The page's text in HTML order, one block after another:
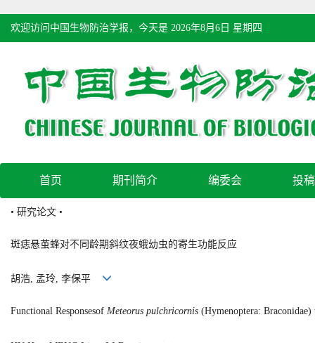
欢迎访问中国生物防治学报，今天是 2026年8月6日 星期四
首页 期刊简介 编委会 投
• 研究论文 •
斑痣悬茧蜂对不同龄期斜纹夜蛾幼虫的寄生功能反应
胡浩, 孟玲, 李保平
Functional Responsesof Meteorus pulchricornis (Hymenoptera: